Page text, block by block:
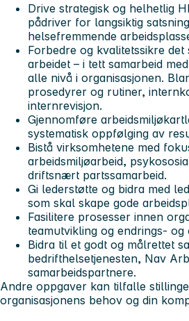
Drive strategisk og helhetlig
pådriver for langsiktig
helsefremmende
Forbedre og kvalitetssikre det
arbeidet – i tett samarbeid
alle nivå i organisasjonen.
prosedyrer og rutiner,
internrevisjon.
Gjennomføre
systematisk oppfølging av
Bistå virksomhetene med
arbeidsmiljøarbeid,
driftsnært partssamarbeid.
Gi lederstøtte og bidra med
som skal skape gode
Fasilitere prosesser innen
teamutvikling og endrings- og
Bidra til et godt og målrettet
bedrifthelsetjenesten, Nav
samarbeidspartnere.
Andre oppgaver kan tilfalle
organisasjonens behov og din